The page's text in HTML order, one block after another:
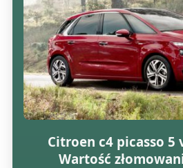
Citroen c4 picasso 5
Wartość